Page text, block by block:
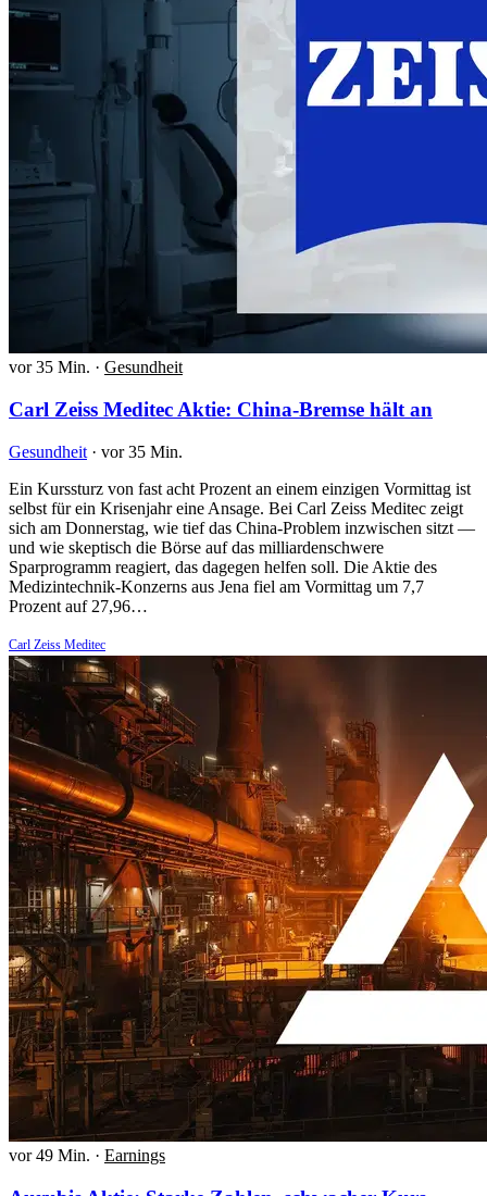
vor 35 Min. · Gesundheit
Carl Zeiss Meditec Aktie: China-Bremse hält an
Gesundheit · vor 35 Min.
Ein Kurssturz von fast acht Prozent an einem einzigen Vormittag ist
selbst für ein Krisenjahr eine Ansage. Bei Carl Zeiss Meditec zeigt
sich am Donnerstag, wie tief das China-Problem inzwischen sitzt —
und wie skeptisch die Börse auf das milliardenschwere
Sparprogramm reagiert, das dagegen helfen soll. Die Aktie des
Medizintechnik-Konzerns aus Jena fiel am Vormittag um 7,7
Prozent auf 27,96…
Carl Zeiss Meditec
vor 49 Min. · Earnings